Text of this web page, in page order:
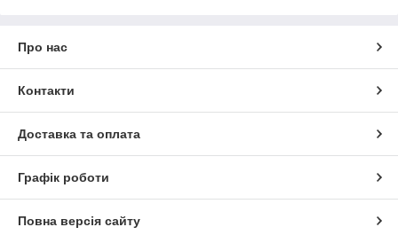
Про нас
Контакти
Доставка та оплата
Графік роботи
Повна версія сайту